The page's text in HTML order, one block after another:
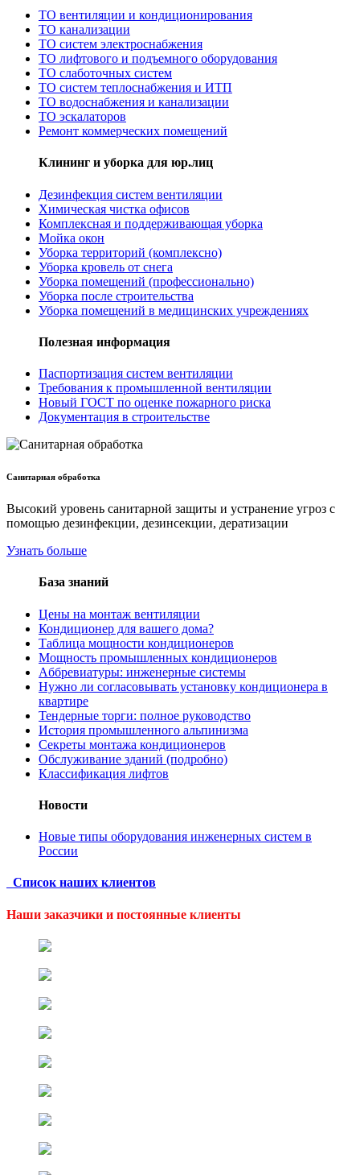
ТО вентиляции и кондиционирования
ТО канализации
ТО систем электроснабжения
ТО лифтового и подъемного оборудования
ТО слаботочных систем
ТО систем теплоснабжения и ИТП
ТО водоснабжения и канализации
ТО эскалаторов
Ремонт коммерческих помещений
Клининг и уборка для юр.лиц
Дезинфекция систем вентиляции
Химическая чистка офисов
Комплексная и поддерживающая уборка
Мойка окон
Уборка территорий (комплексно)
Уборка кровель от снега
Уборка помещений (профессионально)
Уборка после строительства
Уборка помещений в медицинских учреждениях
Полезная информация
Паспортизация систем вентиляции
Требования к промышленной вентиляции
Новый ГОСТ по оценке пожарного риска
Документация в строительстве
Санитарная обработка
Высокий уровень санитарной защиты и устранение угроз с
помощью дезинфекции, дезинсекции, дератизации
Узнать больше
База знаний
Цены на монтаж вентиляции
Кондиционер для вашего дома?
Таблица мощности кондиционеров
Мощность промышленных кондиционеров
Aббревиатуры: инженерные системы
Нужно ли согласовывать установку кондиционера в
квартире
Тендерные торги: полное руководство
История промышленного альпинизма
Секреты монтажа кондиционеров
Обслуживание зданий (подробно)
Классификация лифтов
Новости
Новые типы оборудования инженерных систем в
России
Список наших клиентов
Наши заказчики и постоянные клиенты